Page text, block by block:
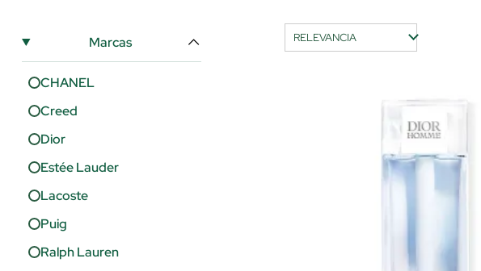
Marcas
CHANEL
Creed
Dior
Estée Lauder
Lacoste
Puig
Ralph Lauren